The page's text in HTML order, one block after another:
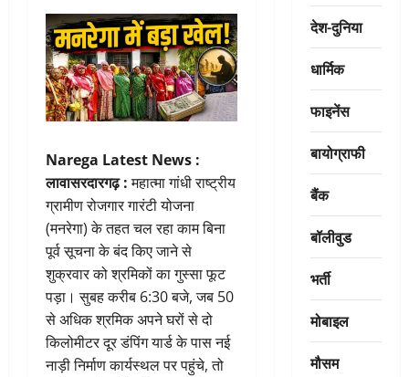
Narega Latest News :
लावासरदारगढ़ :महात्मा गांधी राष्ट्रीय
ग्रामीण रोजगार गारंटी योजना
(मनरेगा) के तहत चल रहा काम बिना
पूर्व सूचना के बंद किए जाने से
शुक्रवार को श्रमिकों का गुस्सा फूट
पड़ा। सुबह करीब 6:30 बजे, जब 50
से अधिक श्रमिक अपने घरों से दो
किलोमीटर दूर डंपिंग यार्ड के पास नई
नाड़ी निर्माण कार्यस्थल पर पहुंचे, तो
देश-दुनिया
धार्मिक
फाइनेंस
बायोग्राफी
बैंक
बॉलीवुड
भर्ती
मोबाइल
मौसम